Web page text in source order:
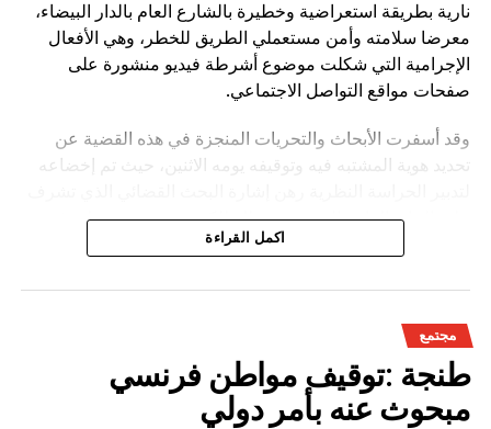
نارية بطريقة استعراضية وخطيرة بالشارع العام بالدار البيضاء،
معرضا سلامته وأمن مستعملي الطريق للخطر، وهي الأفعال
الإجرامية التي شكلت موضوع أشرطة فيديو منشورة على
صفحات مواقع التواصل الاجتماعي.
وقد أسفرت الأبحاث والتحريات المنجزة في هذه القضية عن
تحديد هوية المشتبه فيه وتوقيفه يومه الاثنين، حيث تم إخضاعه
عليه النيابة العامة المختصة، وذلك للكشف عن جميع ظروف
وملابسات وخلفيات هذه القضية، وكذا تحديد كافة
اكمل القراءة
مجتمع
طنجة :توقيف مواطن فرنسي
مبحوث عنه بأمر دولي